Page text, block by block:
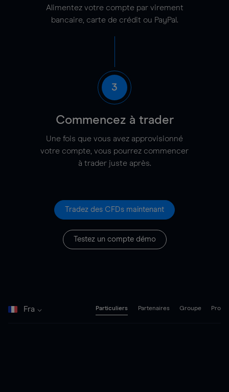
Alimentez votre compte par virement
bancaire, carte de crédit ou PayPal.
3
Commencez à trader
Une fois que vous avez approvisionné
votre compte, vous pourrez commencer
à trader juste après.
Tradez des CFDs maintenant
Testez un compte démo
Fra Particuliers Partenaires Groupe Pro